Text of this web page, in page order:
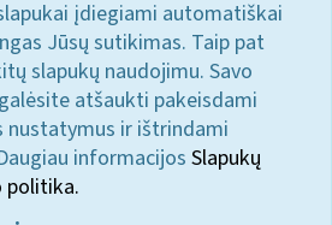
įdiegiami automatiškai
Jūsų sutikimas. Taip pat
slapukų naudojimu. Savo
atšaukti pakeisdami
nustatymus ir ištrindami
informacijos Slapukų
politika.